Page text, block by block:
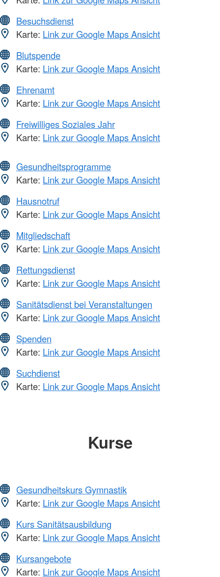
Besuchsdienst
Karte: Link zur Google Maps Ansicht
Blutspende
Karte: Link zur Google Maps Ansicht
Ehrenamt
Karte: Link zur Google Maps Ansicht
Freiwilliges Soziales Jahr
Karte: Link zur Google Maps Ansicht
Gesundheitsprogramme
Karte: Link zur Google Maps Ansicht
Hausnotruf
Karte: Link zur Google Maps Ansicht
Mitgliedschaft
Karte: Link zur Google Maps Ansicht
Rettungsdienst
Karte: Link zur Google Maps Ansicht
Sanitätsdienst bei Veranstaltungen
Karte: Link zur Google Maps Ansicht
Spenden
Karte: Link zur Google Maps Ansicht
Suchdienst
Karte: Link zur Google Maps Ansicht
Kurse
Gesundheitskurs Gymnastik
Karte: Link zur Google Maps Ansicht
Kurs Sanitätsausbildung
Karte: Link zur Google Maps Ansicht
Kursangebote
Karte: Link zur Google Maps Ansicht